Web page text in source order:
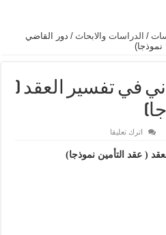
/ الدراسات والابحاث / دور القاضي
نموذجا)
في تفسير العقد (
اترك تعليقا
( عقد التأمين نموذجا)